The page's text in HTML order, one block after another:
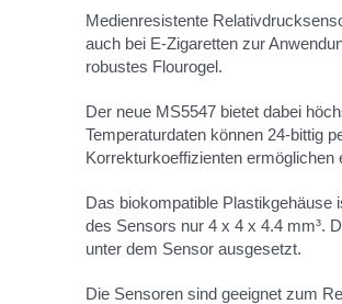
Medienresistente
auch bei E-Zigaretten zur
robustes Flourogel.
Der neue MS5547 bietet dabei
Temperaturdaten können 24-bittig
Korrekturkoeffizienten
Das biokompatible Plastikgehäuse
des Sensors nur 4 x 4 x 4.4 mm³.
unter dem Sensor ausgesetzt.
Die Sensoren sind geeignet zum